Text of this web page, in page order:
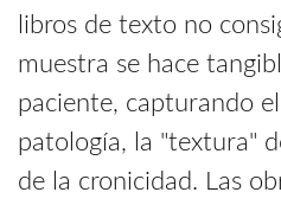
libros de texto no
muestra se hace
paciente, capturando
patología, la "textura"
de la cronicidad. Las